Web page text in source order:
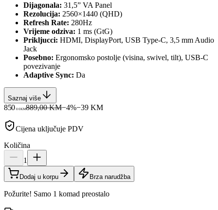
Dijagonala: 31,5” VA Panel
Rezolucija: 2560×1440 (QHD)
Refresh Rate: 280Hz
Vrijeme odziva: 1 ms (GtG)
Prikljucci: HDMI, DisplayPort, USB Type-C, 3,5 mm Audio
Jack
Posebno: Ergonomsko postolje (visina, swivel, tilt), USB-C
povezivanje
Adaptive Sync: Da
Saznaj više
850 00KM889,00 KM−4%−39 KM
Cijena uključuje PDV
Količina
1
Dodaj u korpu Brza narudžba
Požurite! Samo 1 komad preostalo